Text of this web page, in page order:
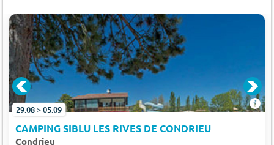
29.08 > 05.09
CAMPING SIBLU LES RIVES DE CONDRIEU
Condrieu